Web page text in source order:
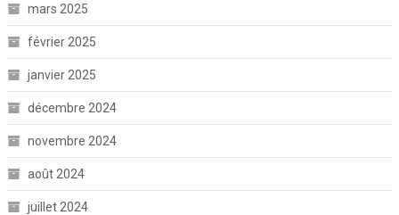
mars 2025
février 2025
janvier 2025
décembre 2024
novembre 2024
août 2024
juillet 2024